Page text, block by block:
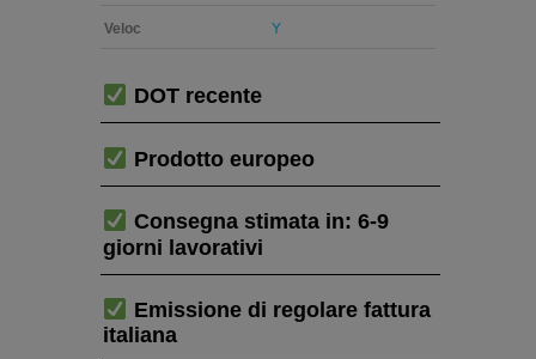
Veloc Y
DOT recente
Prodotto europeo
Consegna stimata in: 6-9
giorni lavorativi
Emissione di regolare fattura
italiana